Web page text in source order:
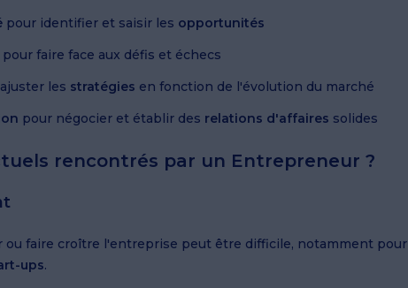
pour identifier et saisir les opportunités
pour faire face aux défis et échecs
les stratégies en fonction de l'évolution du marché
pour négocier et établir des relations d'affaires solides
rencontrés par un Entrepreneur ?
ou faire croître l'entreprise peut être difficile, notamment pour
ups.